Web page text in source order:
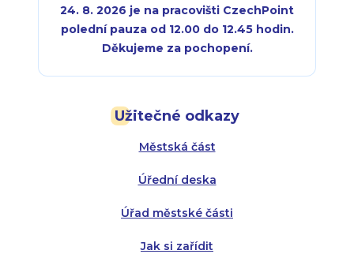
Užitečné odkazy
Městská část
Úřední deska
Úřad městské části
Jak si zařídit
24. 8. 2026 je na pracovišti CzechPoint
polední pauza od 12.00 do 12.45 hodin.
Děkujeme za pochopení.
Úterý:
Středa:
Čtvrtek:
Pátek:
Úterý:
Středa:
Čtvrtek: